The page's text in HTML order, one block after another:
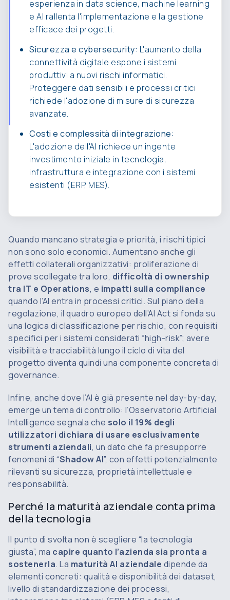
esperienza in data science, machine learning
e AI rallenta l'implementazione e la gestione
efficace dei progetti.
Sicurezza e cybersecurity: L'aumento della
connettività digitale espone i sistemi
produttivi a nuovi rischi informatici.
Proteggere dati sensibili e processi critici
richiede l'adozione di misure di sicurezza
avanzate.
Costi e complessità di integrazione:
L'adozione dell'AI richiede un ingente
investimento iniziale in tecnologia,
infrastruttura e integrazione con i sistemi
esistenti (ERP, MES).
Quando mancano strategia e priorità, i rischi tipici
non sono solo economici. Aumentano anche gli
effetti collaterali organizzativi: proliferazione di
prove scollegate tra loro, difficoltà di ownership
tra IT e Operations, e impatti sulla compliance
quando l’AI entra in processi critici. Sul piano della
regolazione, il quadro europeo dell’AI Act si fonda su
una logica di classificazione per rischio, con requisiti
specifici per i sistemi considerati “high-risk”; avere
visibilità e tracciabilità lungo il ciclo di vita del
progetto diventa quindi una componente concreta di
governance.
Infine, anche dove l’AI è già presente nel day-by-day,
emerge un tema di controllo: l’Osservatorio Artificial
Intelligence segnala che solo il 19% degli
utilizzatori dichiara di usare esclusivamente
strumenti aziendali, un dato che fa presupporre
fenomeni di “Shadow AI”, con effetti potenzialmente
rilevanti su sicurezza, proprietà intellettuale e
responsabilità.
Perché la maturità aziendale conta prima
della tecnologia
Il punto di svolta non è scegliere “la tecnologia
giusta”, ma capire quanto l’azienda sia pronta a
sostenerla. La maturità AI aziendale dipende da
elementi concreti: qualità e disponibilità dei dataset,
livello di standardizzazione dei processi,